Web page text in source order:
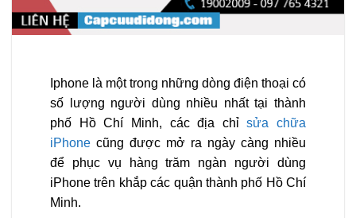
Iphone là một trong những dòng điện thoại có
số lượng người dùng nhiều nhất tại thành
phố Hồ Chí Minh, các địa chỉsửa chữa
iPhone cũng được mở ra ngày càng nhiều
để phục vụ hàng trăm ngàn người dùng
iPhone trên khắp các quận thành phố Hồ Chí
Minh.